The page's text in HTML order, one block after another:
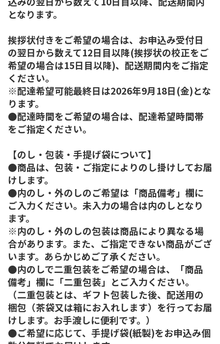
となります。
挨拶状付きをご希望の場合は、お申込み受付日
の翌日から数えて12日目以降(挨拶状の校正をご
希望の場合は15日目以降)、配送期間内をご指定
ください。
※配達希望可能最終日は2026年9月18日(金)とな
ります。
●配達時間をご希望の場合は、配達希望時間帯
をご指定ください。
【のし・包装・手提げ袋について】
●商品は、包装・ご指定によりのし掛けしてお届
けします。
●内のし・外のしのご希望は「商品備考」欄に
ご入力ください。未入力の場合は内のしとなり
ます。
※内のし・外のしの包装は商品により異なる場
合があります。また、ご指定できない商品がござ
います。あらかじめご了承ください。
●内のしで二重包装をご希望の場合は、「商品
備考」欄に「二重包装」とご入力ください。
（二重包装とは、ギフト包装した後、配送用の
梱包（茶袋又は箱にお入れします）を行ってお届
けします。お手渡しに便利です。）
●ご希望に応じて、手提げ袋(紙製)をお申込み個